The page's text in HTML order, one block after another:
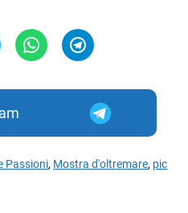
Passioni, Mostra d'oltremare, pic